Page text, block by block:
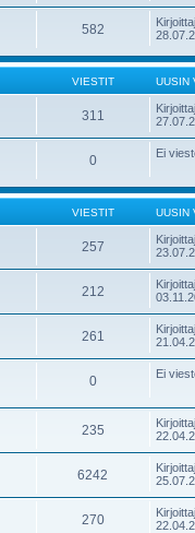
582
VIESTIT UUSIN
311
0 Ei
VIESTIT UUSIN
257
212
261
0 Ei
235
6242
270